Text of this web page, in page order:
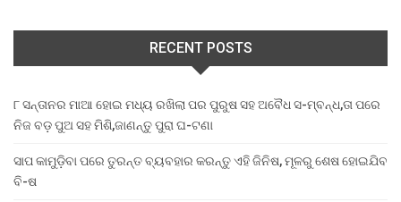
RECENT POSTS
୮ ସନ୍ତାନର ମାଆ ହୋଇ ମଧ୍ୟ ରଖିଲା ପର ପୁରୁଷ ସହ ଅବୈଧ ସ-ମ୍ବନ୍ଧ,ତା ପରେ
ନିଜ ବଡ଼ ପୁଅ ସହ ମିଶି,ଜାଣନ୍ତୁ ପୁରା ଘ-ଟଣା
ସାପ କାମୁଡ଼ିବା ପରେ ତୁରନ୍ତ ବ୍ୟବହାର କରନ୍ତୁ ଏହି ଜିନିଷ, ମୂଳରୁ ଶେଷ ହୋଇଯିବ
ବି-ଷ